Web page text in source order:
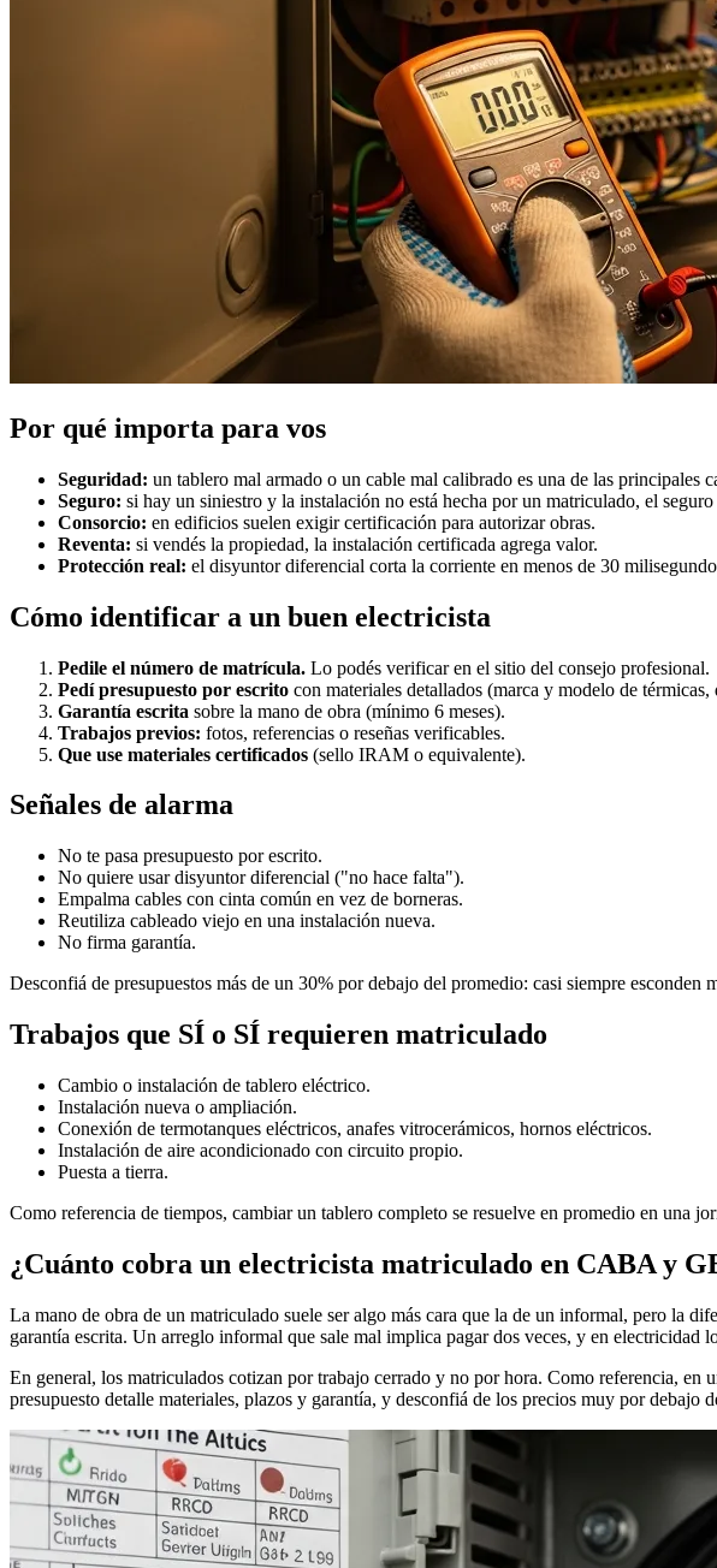
Por qué importa para vos
Seguridad: un tablero mal armado o un cable mal calibrado es una de las principales
Seguro: si hay un siniestro y la instalación no está hecha por un matriculado, el
Consorcio: en edificios suelen exigir certificación para autorizar obras.
Reventa: si vendés la propiedad, la instalación certificada agrega valor.
Protección real: el disyuntor diferencial corta la corriente en menos de 30
Cómo identificar a un buen electricista
Pedile el número de matrícula. Lo podés verificar en el sitio del consejo profesional.
Pedí presupuesto por escrito con materiales detallados (marca y modelo de térmicas,
Garantía escrita sobre la mano de obra (mínimo 6 meses).
Trabajos previos: fotos, referencias o reseñas verificables.
Que use materiales certificados (sello IRAM o equivalente).
Señales de alarma
No te pasa presupuesto por escrito.
No quiere usar disyuntor diferencial ("no hace falta").
Empalma cables con cinta común en vez de borneras.
Reutiliza cableado viejo en una instalación nueva.
No firma garantía.
Desconfiá de presupuestos más de un 30% por debajo del promedio: casi siempre
Trabajos que SÍ o SÍ requieren matriculado
Cambio o instalación de tablero eléctrico.
Instalación nueva o ampliación.
Conexión de termotanques eléctricos, anafes vitrocerámicos, hornos eléctricos.
Instalación de aire acondicionado con circuito propio.
Puesta a tierra.
Como referencia de tiempos, cambiar un tablero completo se resuelve en promedio en una
¿Cuánto cobra un electricista matriculado en CABA y
La mano de obra de un matriculado suele ser algo más cara que la de un informal, pero la
garantía escrita. Un arreglo informal que sale mal implica pagar dos veces, y en electricidad
En general, los matriculados cotizan por trabajo cerrado y no por hora. Como referencia,
presupuesto detalle materiales, plazos y garantía, y desconfiá de los precios muy por